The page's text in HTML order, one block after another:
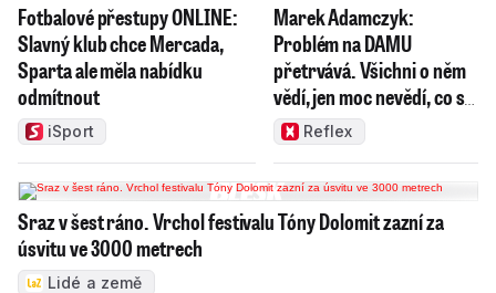
Fotbalové přestupy ONLINE:
Slavný klub chce Mercada,
Sparta ale měla nabídku
odmítnout
iSport
Marek Adamczyk:
Problém na DAMU
přetrvává. Všichni o něm
vědí, jen moc nevědí, co s
nímReflex
Sraz v šest ráno. Vrchol festivalu Tóny Dolomit zazní za
úsvitu ve 3000 metrech
Lidé a země